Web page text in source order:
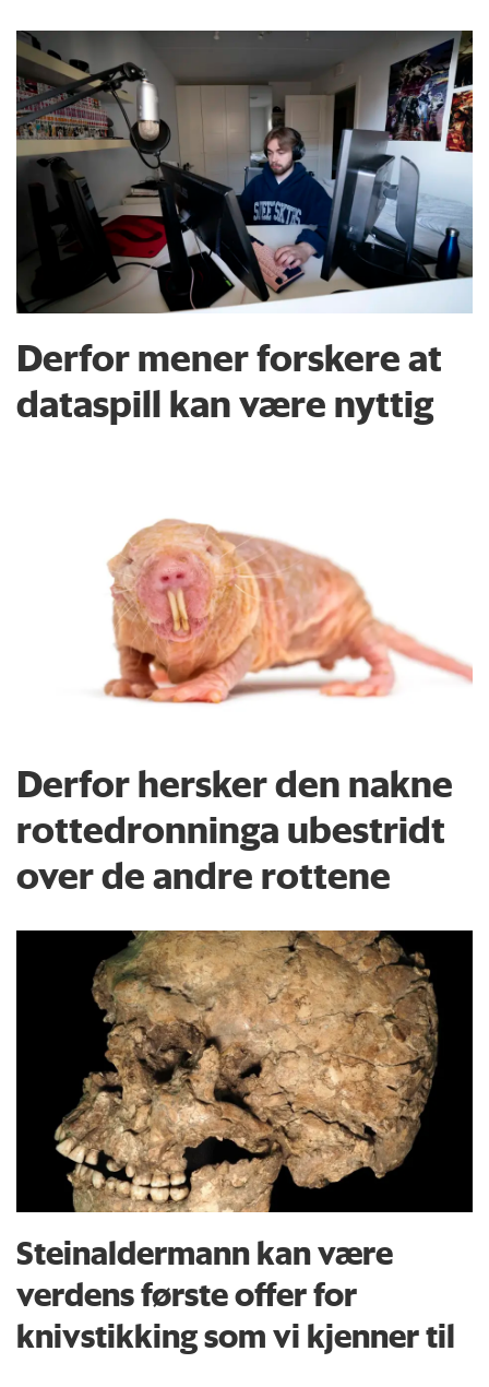
Derfor mener forskere at
dataspill kan være nyttig
Derfor hersker den nakne
rottedronninga ubestridt
over de andre rottene
Steinaldermann kan være
verdens første offer for
knivstikking som vi kjenner til